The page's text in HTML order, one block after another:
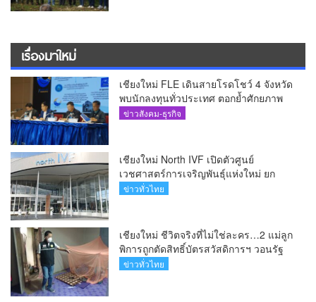
เรื่องมาใหม่
เชียงใหม่ FLE เดินสายโรดโชว์ 4 จังหวัด
พบนักลงทุนทั่วประเทศ ตอกย้ำศักยภาพ
ผู้นำธุรกิจระบบน้ำครบวงจร(คลิป)
ข่าวสังคม-ธุรกิจ
เชียงใหม่ North IVF เปิดตัวศูนย์
เวชศาสตร์การเจริญพันธุ์แห่งใหม่ ยก
ระดับเชียงใหม่สู่ ศูนย์กลางการรักษาผู้มี
ข่าวทั่วไทย
เชียงใหม่ ชีวิตจริงที่ไม่ใช่ละคร…2 แม่ลูก
พิการถูกตัดสิทธิ์บัตรสวัสดิการฯ วอนรัฐ
ทบทวนเกณฑ์ช่วยคนจน(คลิป)
ข่าวทั่วไทย